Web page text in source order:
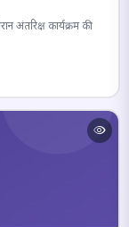
अंतरिक्ष कार्यक्रम की